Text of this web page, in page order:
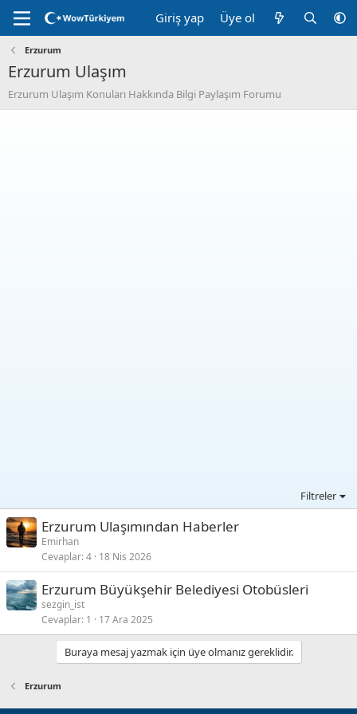
Giriş yap Üye ol
Erzurum
Erzurum Ulaşım
Erzurum Ulaşım Konuları Hakkında Bilgi Paylaşım Forumu
Filtreler
Erzurum Ulaşımından Haberler
Emirhan
Cevaplar 4 18 Nis 2026
Erzurum Büyükşehir Belediyesi Otobüsleri
sezgin_ist
Cevaplar 1 17 Ara 2025
Buraya mesaj yazmak için üye olmanız gereklidir.
Erzurum